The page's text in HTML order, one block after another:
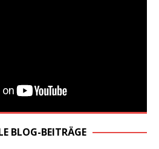
BLOG-BEITRÄGE